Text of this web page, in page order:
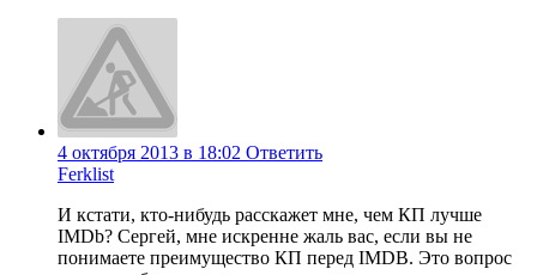
4 октября 2013 в 18:02 Ответить
Ferklist
И кстати, кто-нибудь расскажет мне, чем КП лучше
IMDb? Сергей, мне искренне жаль вас, если вы не
понимаете преимущество КП перед IMDB. Это вопрос